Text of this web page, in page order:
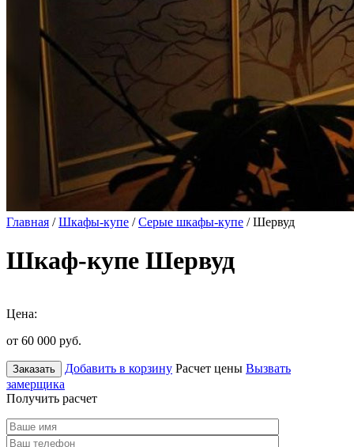
Главная /Шкафы-купе /Серые шкафы-купе / Шервуд
Шкаф-купе Шервуд
Цена:
от 60 000 руб.
Заказать Добавить в корзину Расчет цены Вызвать
замерщика
Получить расчет